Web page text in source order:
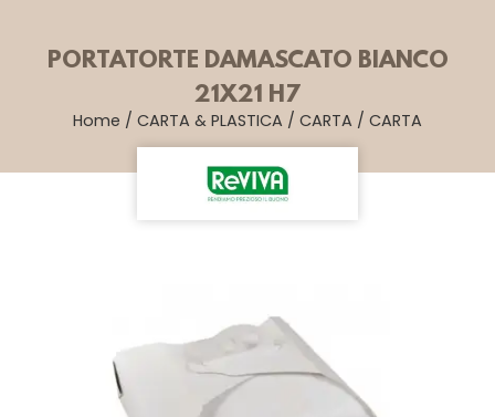
PORTATORTE DAMASCATO BIANCO
21X21 H7
Home / CARTA & PLASTICA / CARTA / CARTA